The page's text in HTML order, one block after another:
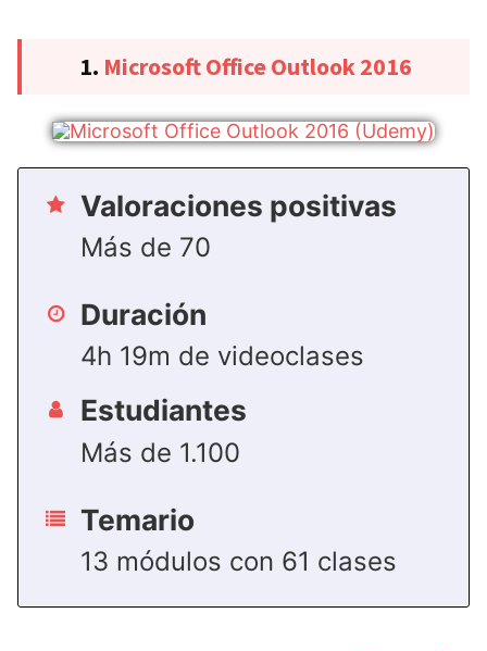
1. Microsoft Office Outlook 2016
Valoraciones positivas
Más de 70
Duración
4h 19m de videoclases
Estudiantes
Más de 1.100
Temario
13 módulos con 61 clases